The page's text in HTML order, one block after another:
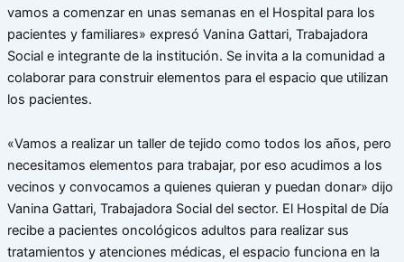
vamos a comenzar en unas semanas en el Hospital para los
pacientes y familiares» expresó Vanina Gattari, Trabajadora
Social e integrante de la institución. Se invita a la comunidad a
colaborar para construir elementos para el espacio que utilizan
los pacientes.
«Vamos a realizar un taller de tejido como todos los años, pero
necesitamos elementos para trabajar, por eso acudimos a los
vecinos y convocamos a quienes quieran y puedan donar» dijo
Vanina Gattari, Trabajadora Social del sector. El Hospital de Día
recibe a pacientes oncológicos adultos para realizar sus
tratamientos y atenciones médicas, el espacio funciona en la